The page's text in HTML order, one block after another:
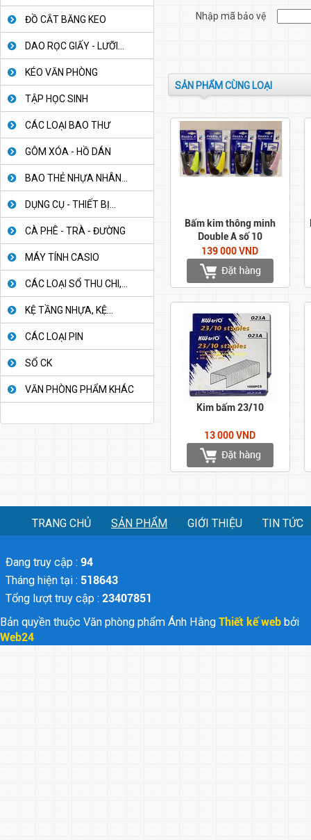
ĐỒ CẮT BĂNG KEO
DAO RỌC GIẤY - LƯỠI...
KÉO VĂN PHÒNG
TẬP HỌC SINH
CÁC LOẠI BAO THƯ
GÔM XÓA - HỒ DÁN
BAO THẺ NHỰA NHÂN...
DỤNG CỤ - THIẾT BỊ...
CÀ PHÊ - TRÀ - ĐƯỜNG
MÁY TÍNH CASIO
CÁC LOẠI SỔ THU CHI,...
KỆ TẦNG NHỰA, KỆ...
CÁC LOẠI PIN
SỔ CK
VĂN PHÒNG PHẨM KHÁC
Nhập mã bảo vệ
SẢN PHẨM CÙNG LOẠI
Bấm kim thông minh
Double A số 10
139 000 VND
Kim bấm 23/10
13 000 VND
TRANG CHỦ SẢN PHẨM GIỚI THIỆU TIN TỨC
Đang truy cập : 94
Tháng hiện tại : 518643
Tổng lượt truy cập : 23407851
Bản quyền thuộc Văn phòng phẩm Ánh Hằng Thiết kế web bởi
Web24